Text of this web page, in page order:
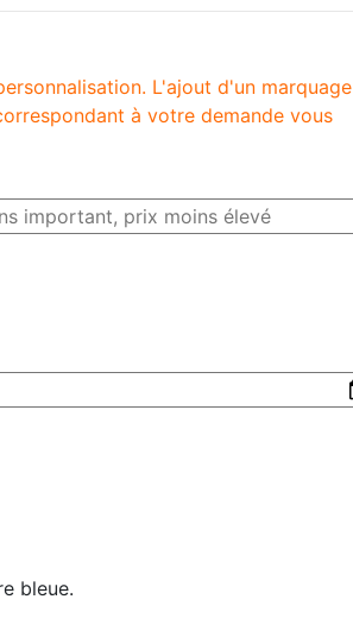
L'ajout d'un marquage
à votre demande vous
bleue.